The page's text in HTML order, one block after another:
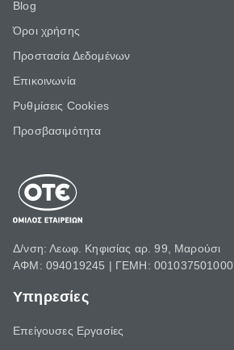
Blog
Όροι χρήσης
Προστασία Δεδομένων
Επικοινωνία
Ρυθμίσεις Cookies
Προσβασιμότητα
Δ/νση: Λεωφ. Κηφισίας αρ. 99, Μαρούσι
ΑΦΜ: 094019245 | ΓΕΜΗ: 001037501000
Υπηρεσίες
Επείγουσες Εργασίες